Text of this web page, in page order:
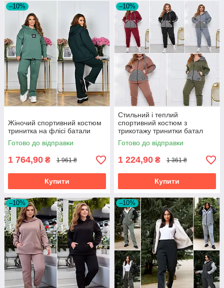
–10%
Жіночий спортивний костюм
тринитка на флісі батали
Готово до відправки
1 764,90 ₴ 1 961 ₴
Купити
–10%
Стильний і теплий
спортивний костюм з
трикотажу тринитки батал
Готово до відправки
1 224,90 ₴ 1 361 ₴
Купити
–10% –10%